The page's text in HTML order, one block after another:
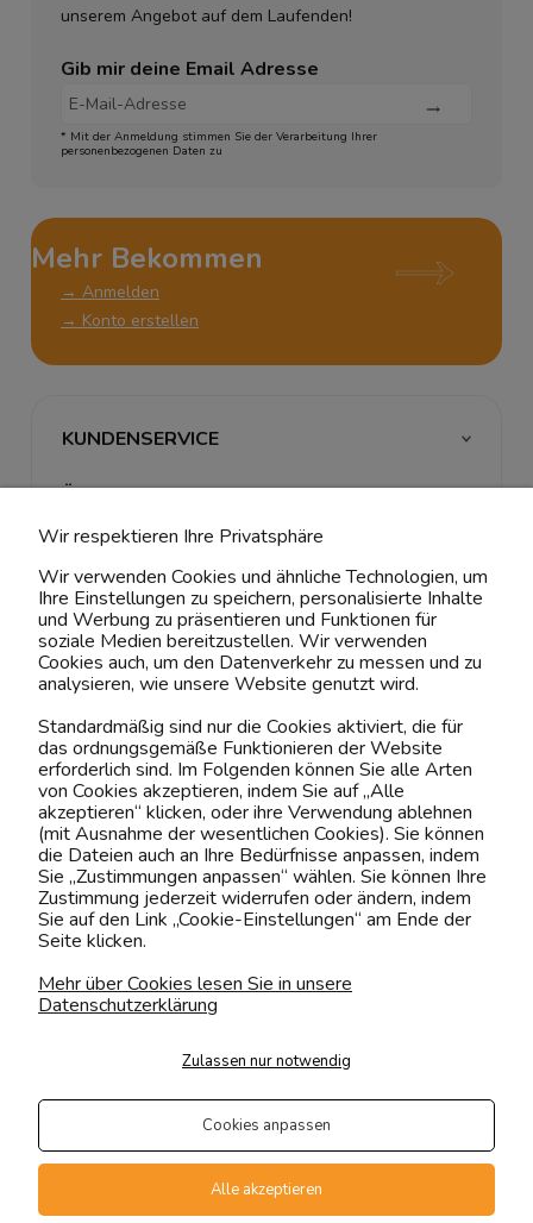
unserem Angebot auf dem Laufenden!
Gib mir deine Email Adresse
* Mit der Anmeldung stimmen Sie der Verarbeitung Ihrer
personenbezogenen Daten zu
Mehr Bekommen
→ Anmelden
→ Konto erstellen
Kontaktiere uns!
0151 12200811
shop@yourhouse24.eu
Mo. - Fr. 07:00-15:00
KUNDENSERVICE
ÜBER UNS & RECHTLICHES
MEIN ACCOUNT
BELIEBTE KATEGORIEN
Transportarten
Der Versand erfolgt per
private Spedition
Geprüfte Präsenz
Zahlungsmethoden
Wir respektieren Ihre Privatsphäre
Wir verwenden Cookies und ähnliche Technologien, um
Ihre Einstellungen zu speichern, personalisierte Inhalte
und Werbung zu präsentieren und Funktionen für
soziale Medien bereitzustellen. Wir verwenden
Cookies auch, um den Datenverkehr zu messen und zu
analysieren, wie unsere Website genutzt wird.
Standardmäßig sind nur die Cookies aktiviert, die für
das ordnungsgemäße Funktionieren der Website
erforderlich sind. Im Folgenden können Sie alle Arten
von Cookies akzeptieren, indem Sie auf „Alle
akzeptieren“ klicken, oder ihre Verwendung ablehnen
(mit Ausnahme der wesentlichen Cookies). Sie können
die Dateien auch an Ihre Bedürfnisse anpassen, indem
Sie „Zustimmungen anpassen“ wählen. Sie können Ihre
Zustimmung jederzeit widerrufen oder ändern, indem
Sie auf den Link „Cookie-Einstellungen“ am Ende der
Seite klicken.
Mehr über Cookies lesen Sie in unsere
Datenschutzerklärung
Zulassen nur notwendig
Cookies anpassen
Alle akzeptieren